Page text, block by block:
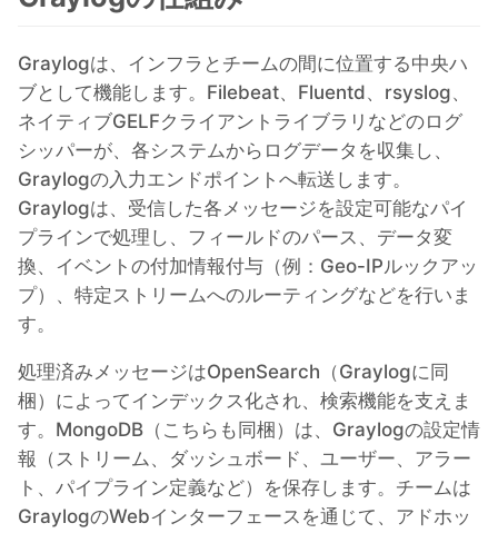
Ruby
TimescaleDB
Valkey
Graylogは、インフラとチームの間に位置する中央ハ
ブとして機能します。Filebeat、Fluentd、rsyslog、
ネイティブGELFクライアントライブラリなどのログ
シッパーが、各システムからログデータを収集し、
Graylogの入力エンドポイントへ転送します。
Graylogは、受信した各メッセージを設定可能なパイ
プラインで処理し、フィールドのパース、データ変
換、イベントの付加情報付与（例：Geo-IPルックアッ
プ）、特定ストリームへのルーティングなどを行いま
す。
処理済みメッセージはOpenSearch（Graylogに同
梱）によってインデックス化され、検索機能を支えま
す。MongoDB（こちらも同梱）は、Graylogの設定情
報（ストリーム、ダッシュボード、ユーザー、アラー
ト、パイプライン定義など）を保存します。チームは
GraylogのWebインターフェースを通じて、アドホッ